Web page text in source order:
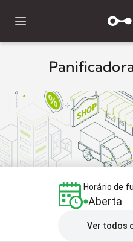
Horário de
Aberta
Ver todos